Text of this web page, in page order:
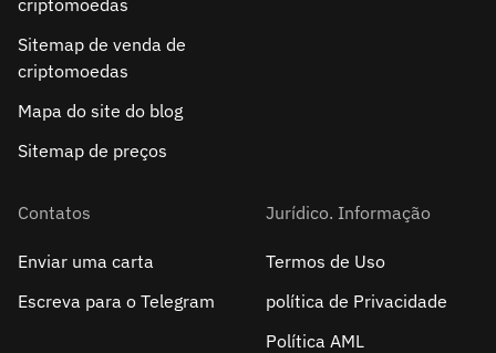
criptomoedas
Sitemap de venda de
criptomoedas
Mapa do site do blog
Sitemap de preços
Contatos
Enviar uma carta
Escreva para o Telegram
Jurídico. Informação
Termos de Uso
política de Privacidade
Política AML